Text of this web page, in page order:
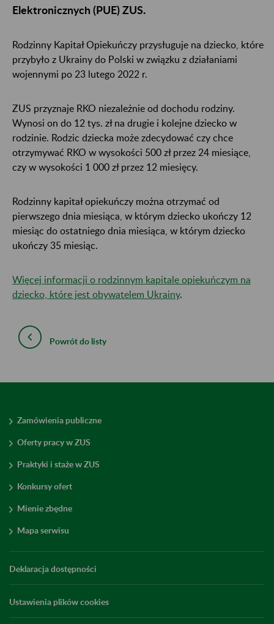
Elektronicznych (PUE) ZUS.
Rodzinny Kapitał Opiekuńczy przysługuje na dziecko, które
przybyło z Ukrainy do Polski w związku z działaniami
wojennymi po 23 lutego 2022 r.
ZUS przyznaje RKO niezależnie od dochodu rodziny.
Wynosi on do 12 tys. zł na drugie i kolejne dziecko w
rodzinie. Rodzic dziecka może zdecydować czy chce
otrzymywać RKO w wysokości 500 zł przez 24 miesiące,
czy w wysokości 1 000 zł przez 12 miesięcy.
Rodzinny kapitał opiekuńczy można otrzymać od
pierwszego dnia miesiąca, w którym dziecko ukończy 12
miesiąc do ostatniego dnia miesiąca, w którym dziecko
ukończy 35 miesiąc.
Więcej informacji o rodzinnym kapitale opiekuńczym na
dziecko, które jest obywatelem Ukrainy.
Powrót do listy
Zamówienia publiczne
Oferty pracy w ZUS
Praktyki i staże w ZUS
Konkursy ofert
Mienie zbędne
Mapa serwisu
Deklaracja dostępności
Ustawienia plików cookies